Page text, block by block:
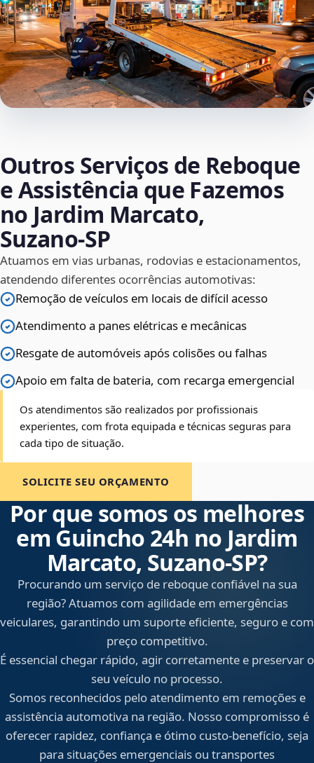
Outros Serviços de Reboque
e Assistência que Fazemos
no Jardim Marcato,
Suzano‑SP
Atuamos em vias urbanas, rodovias e estacionamentos,
atendendo diferentes ocorrências automotivas:
Remoção de veículos em locais de difícil acesso
Atendimento a panes elétricas e mecânicas
Resgate de automóveis após colisões ou falhas
Apoio em falta de bateria, com recarga emergencial
Os atendimentos são realizados por profissionais
experientes, com frota equipada e técnicas seguras para
cada tipo de situação.
SOLICITE SEU ORÇAMENTO
Por que somos os melhores
em Guincho 24h no Jardim
Marcato, Suzano‑SP?
Procurando um serviço de reboque confiável na sua
região? Atuamos com agilidade em emergências
veiculares, garantindo um suporte eficiente, seguro e com
preço competitivo.
É essencial chegar rápido, agir corretamente e preservar o
seu veículo no processo.
Somos reconhecidos pelo atendimento em remoções e
assistência automotiva na região. Nosso compromisso é
oferecer rapidez, confiança e ótimo custo-benefício, seja
para situações emergenciais ou transportes